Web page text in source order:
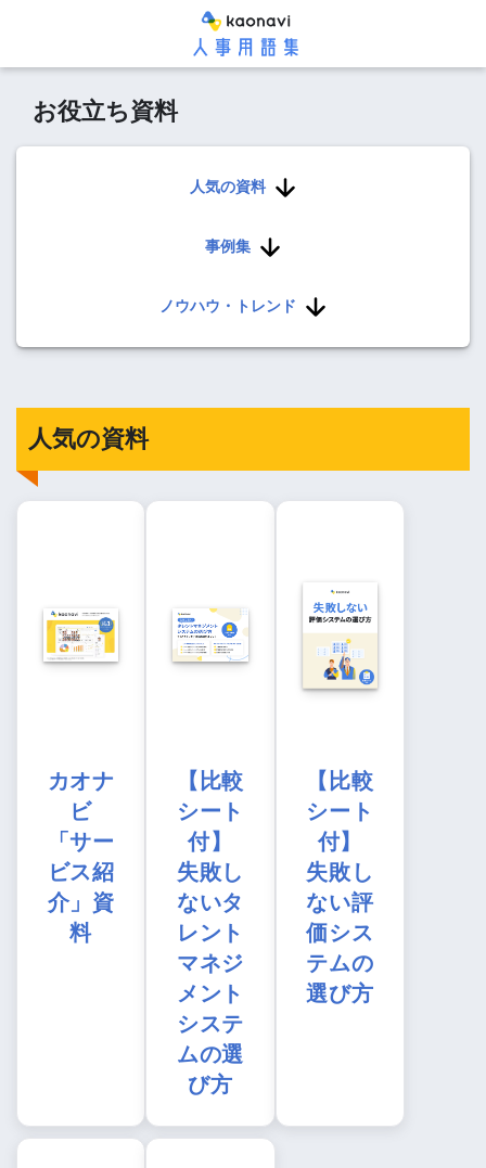
お役立ち資料
人気の資料
事例集
ノウハウ・トレンド
人気の資料
カオナ
ビ
「サー
ビス紹
介」資
料
【比較
シート
付】
失敗し
ないタ
レント
マネジ
メント
システ
ムの選
び方
【比較
シート
付】
失敗し
ない評
価シス
テムの
選び方